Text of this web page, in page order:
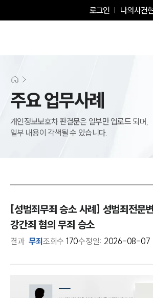
로그인 나의사건
주요 업무사례
개인정보보호차 판결문은 일부만 업로드 되며,
일부 내용이 각색될 수 있습니다.
[성범죄무죄 승소 사례] 성범죄전문
강간죄 혐의 무죄 승소
결과 무죄 조회수 170수정일: 2026-08-07